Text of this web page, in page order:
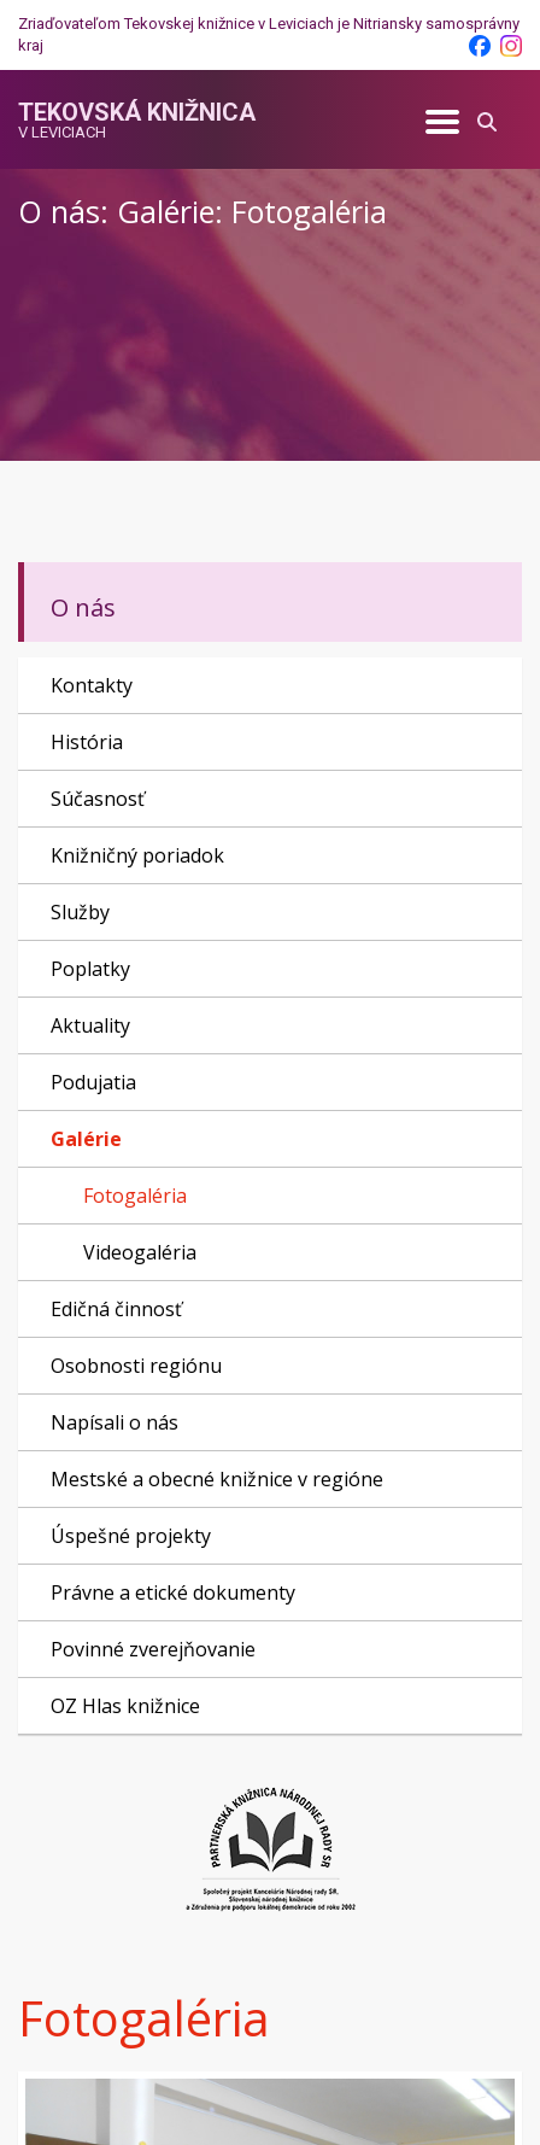
Zriaďovateľom Tekovskej knižnice v Leviciach je Nitriansky samosprávny
kraj
TEKOVSKÁ KNIŽNICA
V LEVICIACH
O nás: Galérie: Fotogaléria
O nás
Kontakty
História
Súčasnosť
Knižničný poriadok
Služby
Poplatky
Aktuality
Podujatia
Galérie
Fotogaléria
Videogaléria
Edičná činnosť
Osobnosti regiónu
Napísali o nás
Mestské a obecné knižnice v regióne
Úspešné projekty
Právne a etické dokumenty
Povinné zverejňovanie
OZ Hlas knižnice
Fotogaléria